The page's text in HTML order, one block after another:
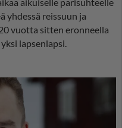
aikuiselle parisuhteelle
yhdessä reissuun ja
vuotta sitten eronneella
lapsenlapsi.